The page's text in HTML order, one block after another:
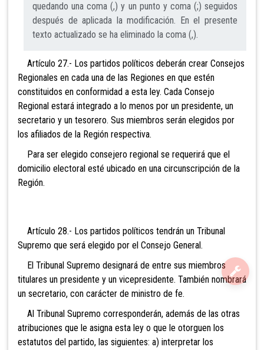
quedando una coma (,) y un punto y coma (;) seguidos
después de aplicada la modificación. En el presente
texto actualizado se ha eliminado la coma (,).
Artículo 27.- Los partidos políticos deberán crear Consejos
Regionales en cada una de las Regiones en que estén
constituidos en conformidad a esta ley. Cada Consejo
Regional estará integrado a lo menos por un presidente, un
secretario y un tesorero. Sus miembros serán elegidos por
los afiliados de la Región respectiva.
Para ser elegido consejero regional se requerirá que el
domicilio electoral esté ubicado en una circunscripción de la
Región.
Artículo 28.- Los partidos políticos tendrán un Tribunal
Supremo que será elegido por el Consejo General.
El Tribunal Supremo designará de entre sus miembros
titulares un presidente y un vicepresidente. También nombrará
un secretario, con carácter de ministro de fe.
Al Tribunal Supremo corresponderán, además de las otras
atribuciones que le asigna esta ley o que le otorguen los
estatutos del partido, las siguientes: a) interpretar los